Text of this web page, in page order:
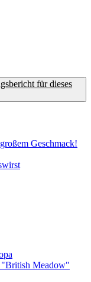
für dieses
Geschmack!
Meadow"